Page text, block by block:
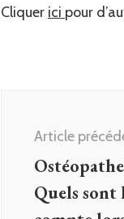
Cliquer ici pour
d'article
Article
Quels sont